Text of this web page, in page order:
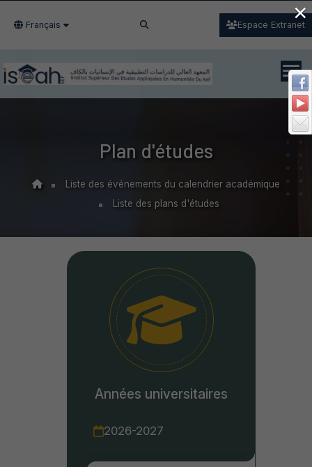
Français Espace Extranet
Plan d'études
Liste des événements du calendrier académique
Liste des plans d'études
Années universitaires
2026-2027
×